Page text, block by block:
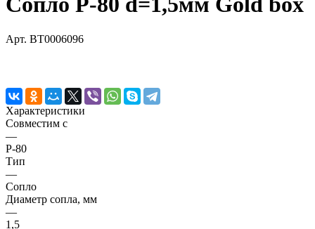
Арт. BT0006096
Характеристики
Совместим с
—
P-80
Тип
—
Сопло
Диаметр сопла, мм
—
1,5